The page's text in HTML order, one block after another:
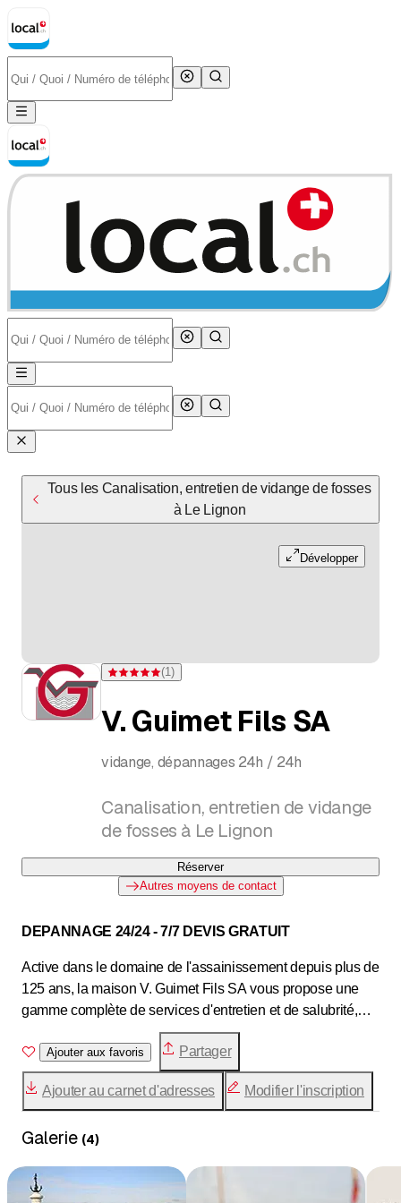
Tous les Canalisation, entretien de vidange de fosses
à Le Lignon
Développer
Note 5 sur 5 étoiles pour d'une évaluation
(1)
V. Guimet Fils SA
vidange, dépannages 24h / 24h
Canalisation, entretien de vidange
de fosses à Le Lignon
Réserver
Autres moyens de contact
DEPANNAGE 24/24 - 7/7 DEVIS GRATUIT
Active dans le domaine de l'assainissement depuis plus de
125 ans, la maison V. Guimet Fils SA vous propose une
gamme complète de services d'entretien et de salubrité,
destinés à améliorer votre vie et votre environnement.
Etablie à Genève et offrant un rayon d'action englobant tout
le canton ainsi que la région de La Côte, Guimet met à
d'intervention rapide afin de vous assurer un dépannage
Nos services
Ajouter aux favoris Partager
Ajouter au carnet d'adresses Modifier l'inscription
Galerie (4)